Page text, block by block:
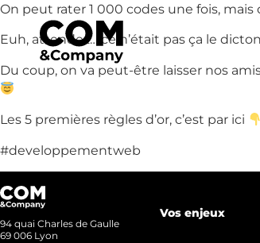
Nos
Nos
On peut rater 1 000 codes une fois, mais
Euh, attendez… ce n’était pas ça le
Du coup, on va peut-être laisser nos
Les 5 premières règles d’or, c’est par ici
#developpementweb
94 quai Charles de Gaulle
69 006 Lyon
Vos enjeux